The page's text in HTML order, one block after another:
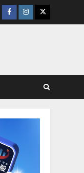
Facebook
Instagram
Twitter